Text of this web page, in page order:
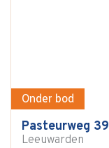
Onder bod
Pasteurweg 39
Leeuwarden